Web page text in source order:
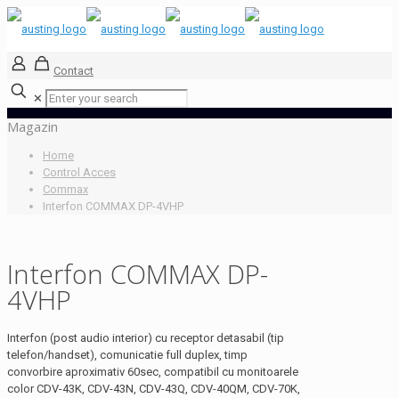
Contact
✕
Magazin
Home
Control Acces
Commax
Interfon COMMAX DP-4VHP
Interfon COMMAX DP-
4VHP
Interfon (post audio interior) cu receptor detasabil (tip
telefon/handset), comunicatie full duplex, timp
convorbire aproximativ 60sec, compatibil cu monitoarele
color CDV-43K, CDV-43N, CDV-43Q, CDV-40QM, CDV-70K,